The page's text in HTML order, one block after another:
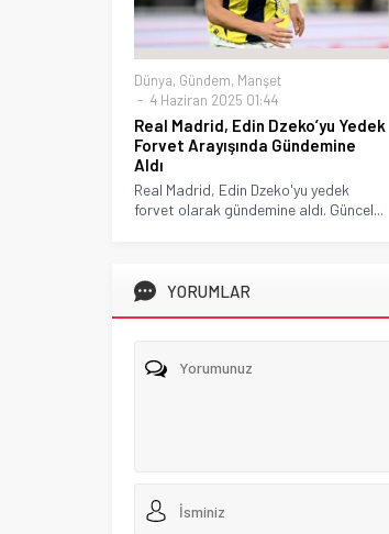
Dünya, Gündem, Manşet
4 Haziran 2025 01:44
Real Madrid, Edin Dzeko’yu Yedek
Forvet Arayışında Gündemine
Aldı
Real Madrid, Edin Dzeko'yu yedek
forvet olarak gündemine aldı. Güncel...
YORUMLAR